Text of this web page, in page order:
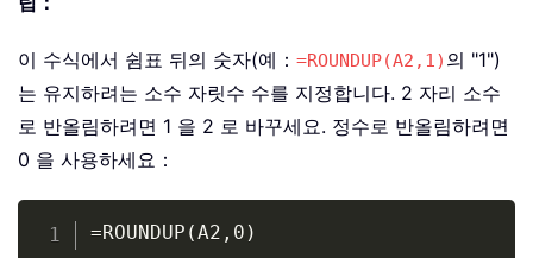
이 수식에서 쉼표 뒤의 숫자(예： =ROUNDUP(A2,1) 의 "1")
는 유지하려는 소수 자릿수 수를 지정합니다. 2 자리 소수
로 반올림하려면 1 을 2 로 바꾸세요. 정수로 반올림하려면
0 을 사용하세요：
=ROUNDUP(A2,0)